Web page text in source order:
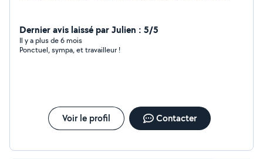
Dernier avis laissé par Julien : 5/5
Il y a plus de 6 mois
Ponctuel, sympa, et travailleur !
Voir le profil Contacter